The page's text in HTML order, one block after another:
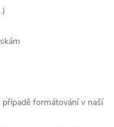
formátování v naší